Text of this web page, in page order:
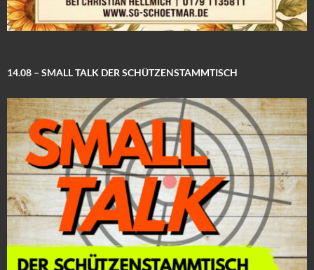
14.08 – SMALL TALK DER SCHÜTZENSTAMMTISCH